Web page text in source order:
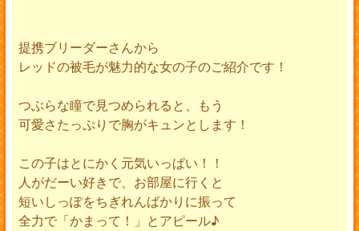
提携ブリーダーさんから
レッドの被毛が魅力的な女の子のご紹介です！
つぶらな瞳で見つめられると、もう
可愛さたっぷりで胸がキュンとします！
この子はとにかく元気いっぱい！！
人がだーい好きで、お部屋に行くと
短いしっぽをちぎれんばかりに振って
全力で「かまって！」とアピール♪